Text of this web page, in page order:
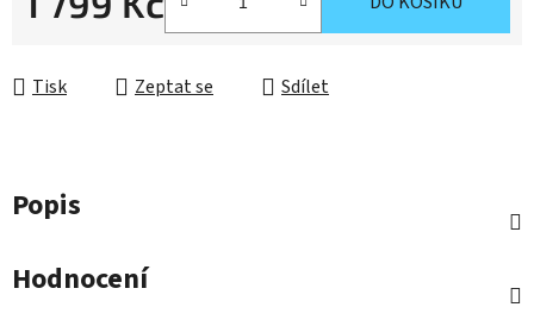
Tisk Zeptat se Sdílet
Popis
Hodnocení